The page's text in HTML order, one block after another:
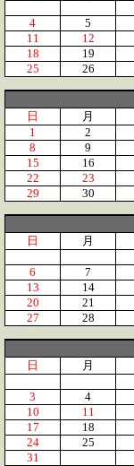
4
5
11
12
18
19
25
26
日
月
1
2
8
9
15
16
22
23
29
30
日
月
6
7
13
14
20
21
27
28
日
月
3
4
10
11
17
18
24
25
31